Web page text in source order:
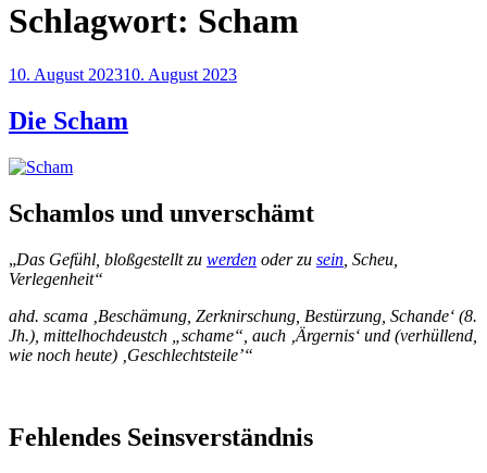
Schlagwort: Scham
Veröffentlicht
10. August 202310. August 2023
Die Scham
Schamlos und unverschämt
„Das Gefühl, bloßgestellt zu werden oder zu sein , Scheu,
Verlegenheit“
ahd. scama ‚Beschämung, Zerknirschung, Bestürzung, Schande‘ (8.
Jh.), mittelhochdeustch „schame“, auch ‚Ärgernis‘ und (verhüllend,
wie noch heute) ‚Geschlechtsteile’“
Fehlendes Seinsverständnis